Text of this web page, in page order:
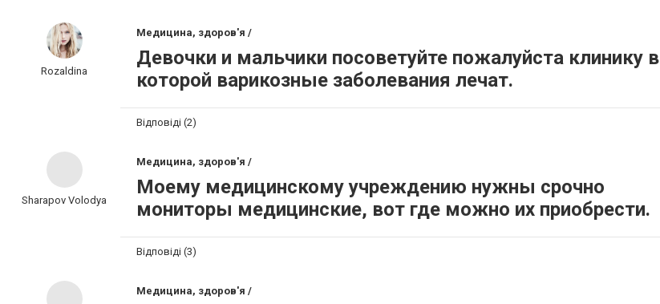
Rozaldina
Медицина, здоров'я /
Девочки и мальчики посоветуйте пожалуйста клинику в
которой варикозные заболевания лечат.
Відповіді (2)
Sharapov Volodya
Медицина, здоров'я /
Моему медицинскому учреждению нужны срочно
мониторы медицинские, вот где можно их приобрести.
Відповіді (3)
Медицина, здоров'я /